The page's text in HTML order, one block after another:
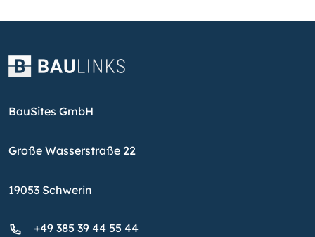
BauSites GmbH
Große Wasserstraße 22
19053 Schwerin
+49 385 39 44 55 44